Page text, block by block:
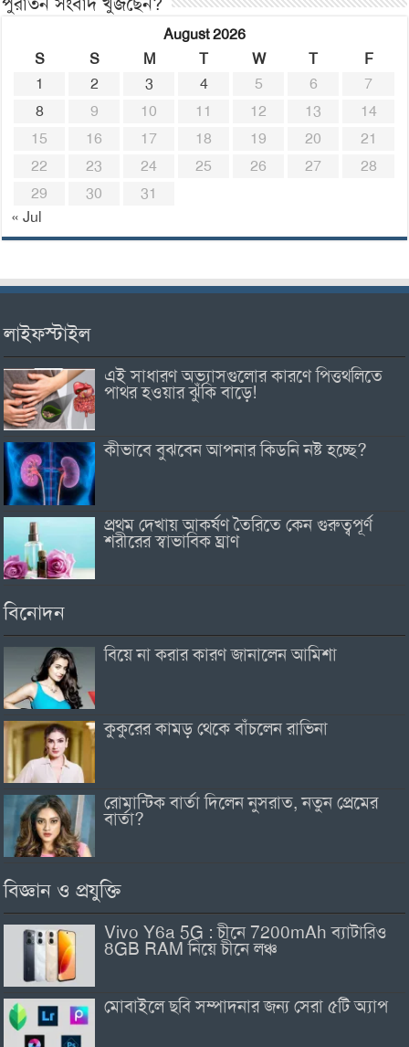
August 2026
S
S M T W T
F
1
2 3 4 5 6
7
8
9 10 11 12 13
14
15
16 17 18 19 20
21
22
23 24 25 26 27
28
29
30
31
« Jul
লাইফস্টাইল
এই সাধারণ অভ্যাসগুলোর কারণে পিত্তথলিতে
পাথর হওয়ার ঝুঁকি বাড়ে!
কীভাবে বুঝবেন আপনার কিডনি নষ্ট হচ্ছে?
প্রথম দেখায় আকর্ষণ তৈরিতে কেন গুরুত্বপূর্ণ
শরীরের স্বাভাবিক ঘ্রাণ
বিনোদন
বিয়ে না করার কারণ জানালেন আমিশা
কুকুরের কামড় থেকে বাঁচলেন রাভিনা
রোমান্টিক বার্তা দিলেন নুসরাত, নতুন প্রেমের
বার্তা?
বিজ্ঞান ও প্রযুক্তি
Vivo Y6a 5G : চীনে 7200mAh ব্যাটারিও
8GB RAM নিয়ে চীনে লঞ্চ
মোবাইলে ছবি সম্পাদনার জন্য সেরা ৫টি অ্যাপ